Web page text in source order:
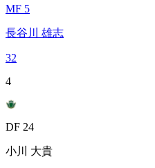
MF 5
長谷川 雄志
32
4
DF 24
小川 大貴